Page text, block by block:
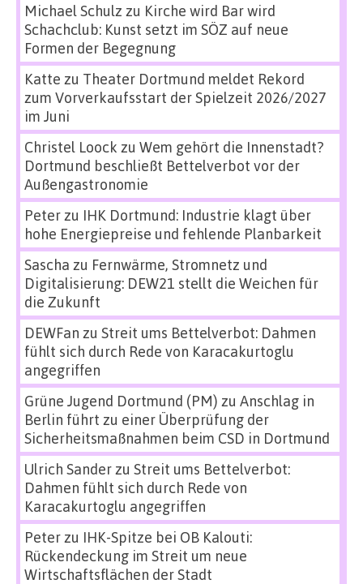
Michael Schulz zu Kirche wird Bar wird
Schachclub: Kunst setzt im SÖZ auf neue
Formen der Begegnung
Katte zu Theater Dortmund meldet Rekord
zum Vorverkaufsstart der Spielzeit 2026/2027
im Juni
Christel Loock zu Wem gehört die Innenstadt?
Dortmund beschließt Bettelverbot vor der
Außengastronomie
Peterzu IHK Dortmund: Industrie klagt über
hohe Energiepreise und fehlende Planbarkeit
Sascha zu Fernwärme, Stromnetz und
Digitalisierung: DEW21 stellt die Weichen für
die Zukunft
DEWFan zu Streit ums Bettelverbot: Dahmen
fühlt sich durch Rede von Karacakurtoglu
angegriffen
Grüne Jugend Dortmund (PM) zu Anschlag in
Berlin führt zu einer Überprüfung der
Sicherheitsmaßnahmen beim CSD in Dortmund
Ulrich Sanderzu Streit ums Bettelverbot:
Dahmen fühlt sich durch Rede von
Karacakurtoglu angegriffen
Peterzu IHK-Spitze bei OB Kalouti:
Rückendeckung im Streit um neue
Wirtschaftsflächen der Stadt